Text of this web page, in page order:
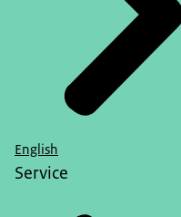
English
Service